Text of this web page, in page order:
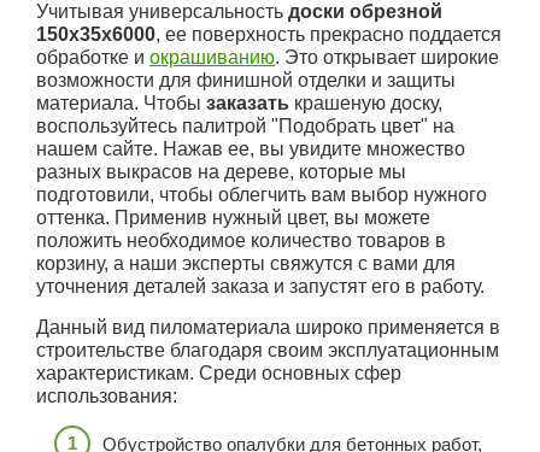
Учитывая универсальность доски обрезной
150x35x6000, ее поверхность прекрасно поддается
обработке и окрашиванию. Это открывает широкие
возможности для финишной отделки и защиты
материала. Чтобы заказать крашеную доску,
воспользуйтесь палитрой "Подобрать цвет" на
нашем сайте. Нажав ее, вы увидите множество
разных выкрасов на дереве, которые мы
подготовили, чтобы облегчить вам выбор нужного
оттенка. Применив нужный цвет, вы можете
положить необходимое количество товаров в
корзину, а наши эксперты свяжутся с вами для
уточнения деталей заказа и запустят его в работу.
Данный вид пиломатериала широко применяется в
строительстве благодаря своим эксплуатационным
характеристикам. Среди основных сфер
использования:
Обустройство опалубки для бетонных работ,